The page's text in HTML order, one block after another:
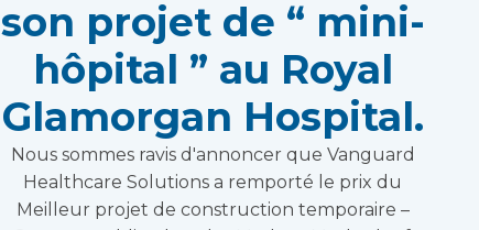
son projet de “ mini-
hôpital ” au Royal
Glamorgan Hospital.
Nous sommes ravis d'annoncer que Vanguard
Healthcare Solutions a remporté le prix du
Meilleur projet de construction temporaire –